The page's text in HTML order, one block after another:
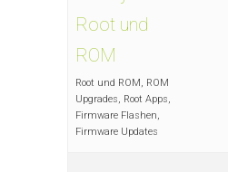
Root und
ROM
Root und ROM, ROM
Upgrades, Root Apps,
Firmware Flashen,
Firmware Updates